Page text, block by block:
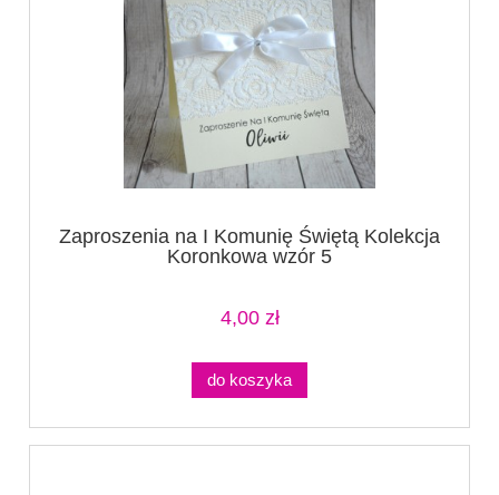
Zaproszenia na I Komunię Świętą Kolekcja
Koronkowa wzór 5
4,00 zł
do koszyka